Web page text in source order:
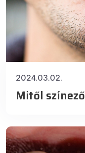
2024.03.02.
Mitől